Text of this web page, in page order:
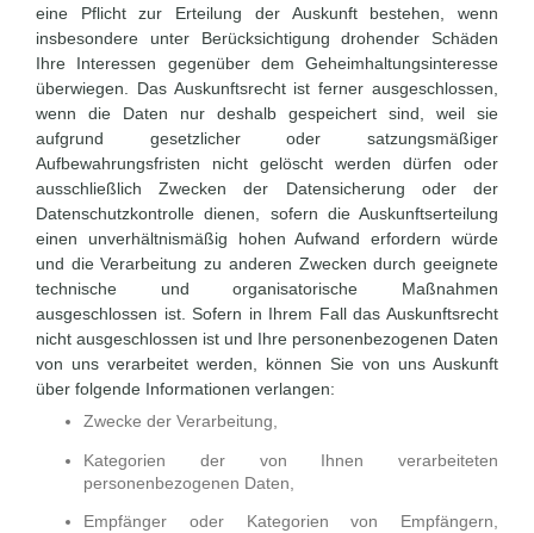
eine Pflicht zur Erteilung der Auskunft bestehen, wenn
insbesondere unter Berücksichtigung drohender Schäden
Ihre Interessen gegenüber dem Geheimhaltungsinteresse
überwiegen. Das Auskunftsrecht ist ferner ausgeschlossen,
wenn die Daten nur deshalb gespeichert sind, weil sie
aufgrund gesetzlicher oder satzungsmäßiger
Aufbewahrungsfristen nicht gelöscht werden dürfen oder
ausschließlich Zwecken der Datensicherung oder der
Datenschutzkontrolle dienen, sofern die Auskunftserteilung
einen unverhältnismäßig hohen Aufwand erfordern würde
und die Verarbeitung zu anderen Zwecken durch geeignete
technische und organisatorische Maßnahmen
ausgeschlossen ist. Sofern in Ihrem Fall das Auskunftsrecht
nicht ausgeschlossen ist und Ihre personenbezogenen Daten
von uns verarbeitet werden, können Sie von uns Auskunft
über folgende Informationen verlangen:
Zwecke der Verarbeitung,
Kategorien der von Ihnen verarbeiteten
personenbezogenen Daten,
Empfänger oder Kategorien von Empfängern,